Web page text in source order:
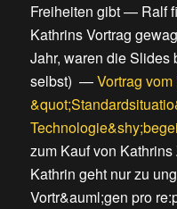
Freiheiten gibt— Ralf
Kathrins Vortrag
Jahr, waren die Slides
selbst) —Vortrag
zum Kauf von
Kathrin geht nur zu
Vortr&auml;gen pro